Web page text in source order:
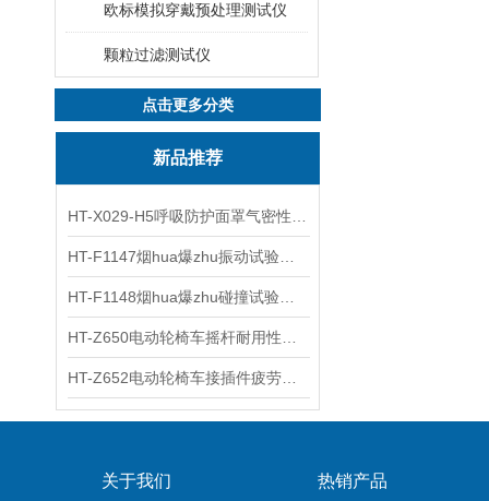
欧标模拟穿戴预处理测试仪
颗粒过滤测试仪
点击更多分类
新品推荐
关于我们 热销产品